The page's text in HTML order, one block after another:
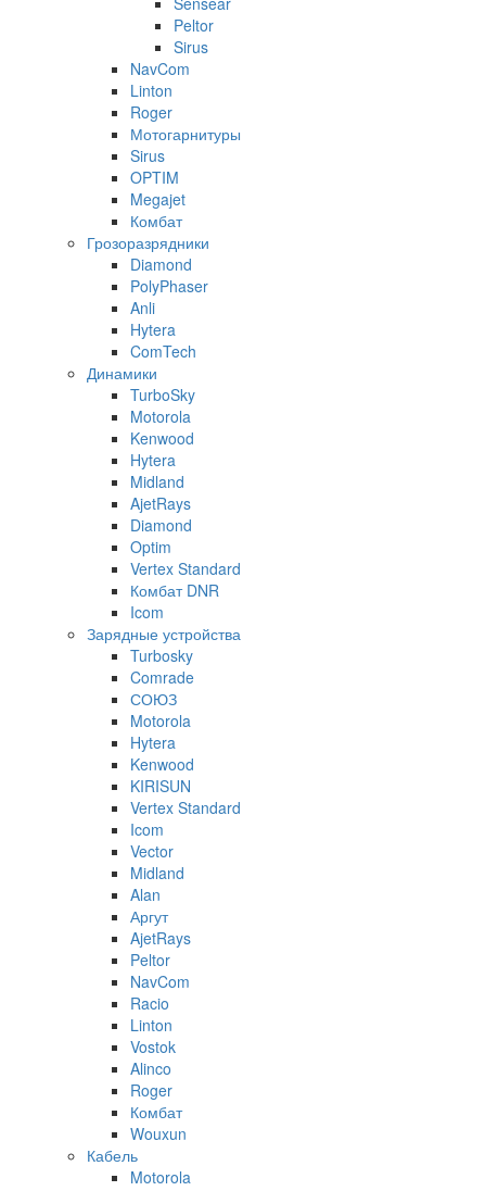
Peltor
Sirus
NavCom
Linton
Roger
Мотогарнитуры
Sirus
OPTIM
Megajet
Комбат
Грозоразрядники
Diamond
PolyPhaser
Anli
Hytera
ComTech
Динамики
TurboSky
Motorola
Kenwood
Hytera
Midland
AjetRays
Diamond
Optim
Vertex Standard
Комбат DNR
Icom
Зарядные устройства
Turbosky
Comrade
СОЮЗ
Motorola
Hytera
Kenwood
KIRISUN
Vertex Standard
Icom
Vector
Midland
Alan
Аргут
AjetRays
Peltor
NavCom
Racio
Linton
Vostok
Alinco
Roger
Комбат
Wouxun
Кабель
Motorola